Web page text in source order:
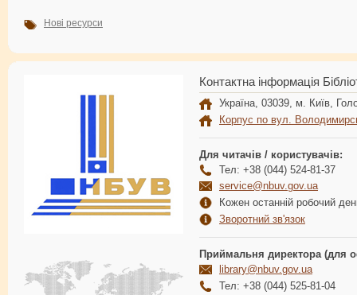
Нові ресурси
Контактна інформація
Україна, 03039, м. Київ,
Корпус по вул.
Для читачів / користувачів:
Тел: +38 (044) 524-81-37
service@nbuv.gov.ua
Кожен останній робочий
Зворотний зв'язок
Приймальня директора (для
library@nbuv.gov.ua
Тел: +38 (044) 525-81-04